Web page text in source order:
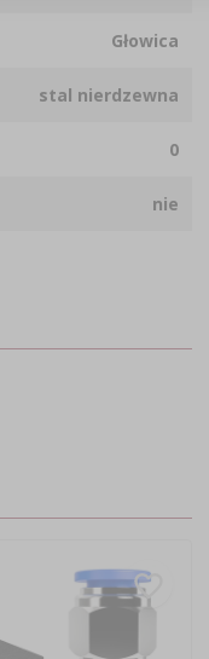
Głowica
stal nierdzewna
0
nie